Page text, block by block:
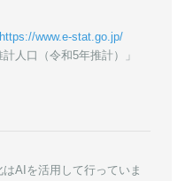
https://www.e-stat.go.jp/
人口（令和5年推計）」
AIを活用して行っていま